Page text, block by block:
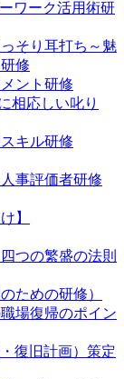
ワーク活用術研
そり耳打ち～魅
修
ント研修
相応しい叱り
キル研修
事評価者研修
】
つの繁盛の法則
ための研修）
場復帰のポイン
復旧計画）策定